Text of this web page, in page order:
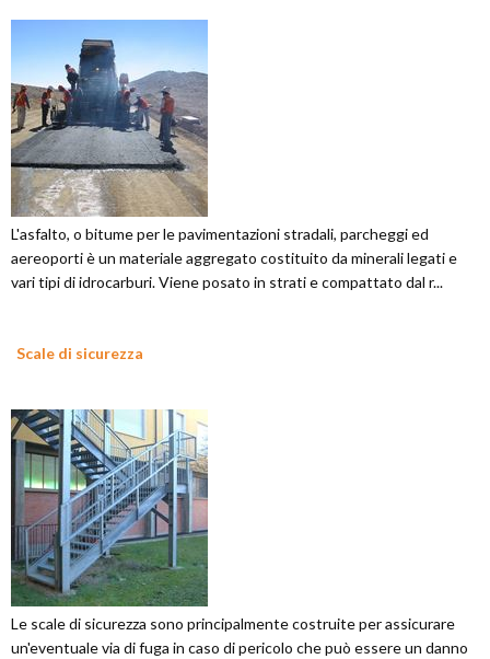
L'asfalto, o bitume per le pavimentazioni stradali, parcheggi ed
aereoporti è un materiale aggregato costituito da minerali legati e
vari tipi di idrocarburi. Viene posato in strati e compattato dal r...
Scale di sicurezza
Le scale di sicurezza sono principalmente costruite per assicurare
un'eventuale via di fuga in caso di pericolo che può essere un danno